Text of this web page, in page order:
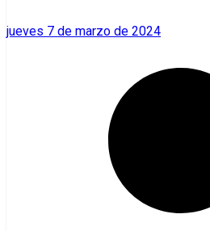
jueves 7 de marzo de 2024